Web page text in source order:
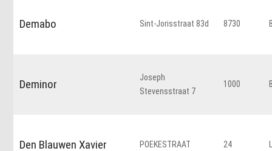
Demabo Sint-Jorisstraat 83d 8730
Deminor
Joseph
Stevensstraat 7
1000
Den Blauwen Xavier POEKESTRAAT 24